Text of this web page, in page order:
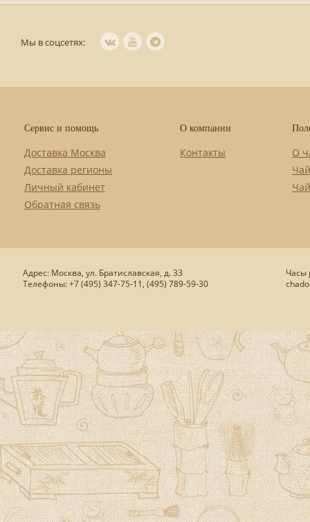
Мы в соцсетях:
Сервис и помощь
Доставка Москва
Доставка регионы
Личный кабинет
Обратная связь
О компании
Контакты
О
Адрес: Москва, ул. Братиславская, д. 33
Телефоны: +7 (495) 347-75-11, (495) 789-59-30
Часы